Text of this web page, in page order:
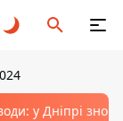
у Дніпрі